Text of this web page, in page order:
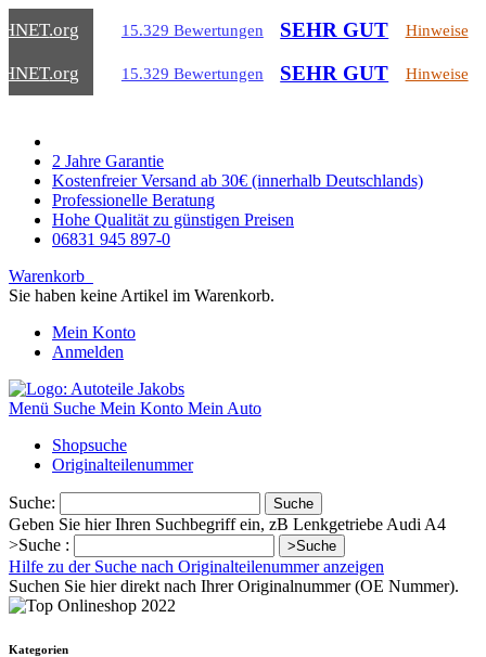
.org 15.329 Bewertungen SEHR GUT Hinweise
.org 15.329 Bewertungen SEHR GUT Hinweise
2 Jahre Garantie
Kostenfreier Versand ab 30€ (innerhalb Deutschlands)
Professionelle Beratung
Hohe Qualität zu günstigen Preisen
06831 945 897-0
Warenkorb
Sie haben keine Artikel im Warenkorb.
Mein Konto
Anmelden
Menü Suche Mein Konto Mein Auto
Shopsuche
Originalteilenummer
Suche: Suche
Geben Sie hier Ihren Suchbegriff ein, zB Lenkgetriebe Audi A4
>Suche :
>Suche
Hilfe zu der Suche nach Originalteilenummer anzeigen
Suchen Sie hier direkt nach Ihrer Originalnummer (OE Nummer).
Kategorien